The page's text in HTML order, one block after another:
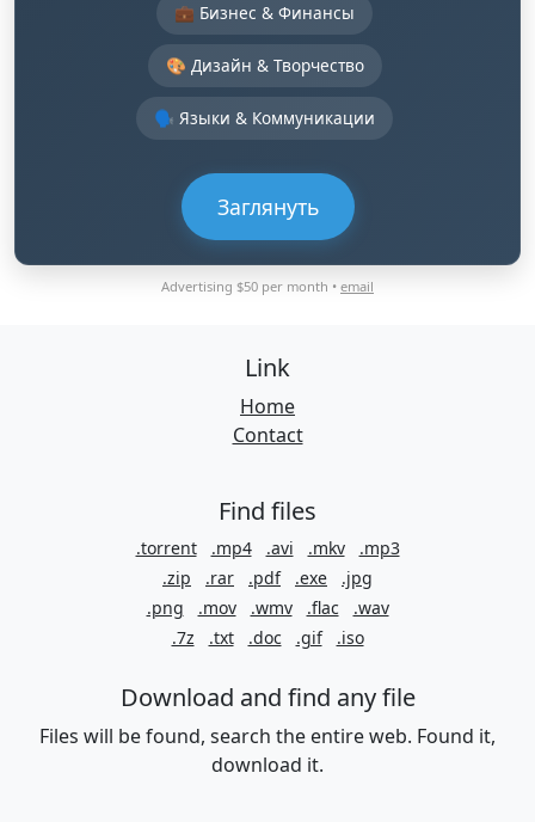
💼 Бизнес & Финансы
🎨 Дизайн & Творчество
🗣️ Языки & Коммуникации
Заглянуть
Advertising $50 per month • email
Link
Home
Contact
Find files
.torrent .mp4 .avi .mkv
.mp3
.zip
.rar .pdf .exe
.jpg
.png
.mov .wmv .flac
.wav
.7z
.txt .doc .gif .iso
Download and find any file
Files will be found, search the entire web. Found it,
download it.